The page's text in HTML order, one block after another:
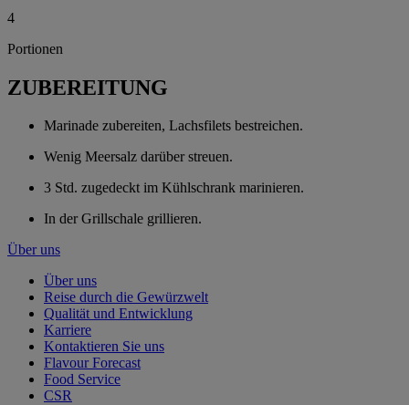
4
Portionen
ZUBEREITUNG
Marinade zubereiten, Lachsfilets bestreichen.
Wenig Meersalz darüber streuen.
3 Std. zugedeckt im Kühlschrank marinieren.
In der Grillschale grillieren.
Über uns
Über uns
Reise durch die Gewürzwelt
Qualität und Entwicklung
Karriere
Kontaktieren Sie uns
Flavour Forecast
Food Service
CSR